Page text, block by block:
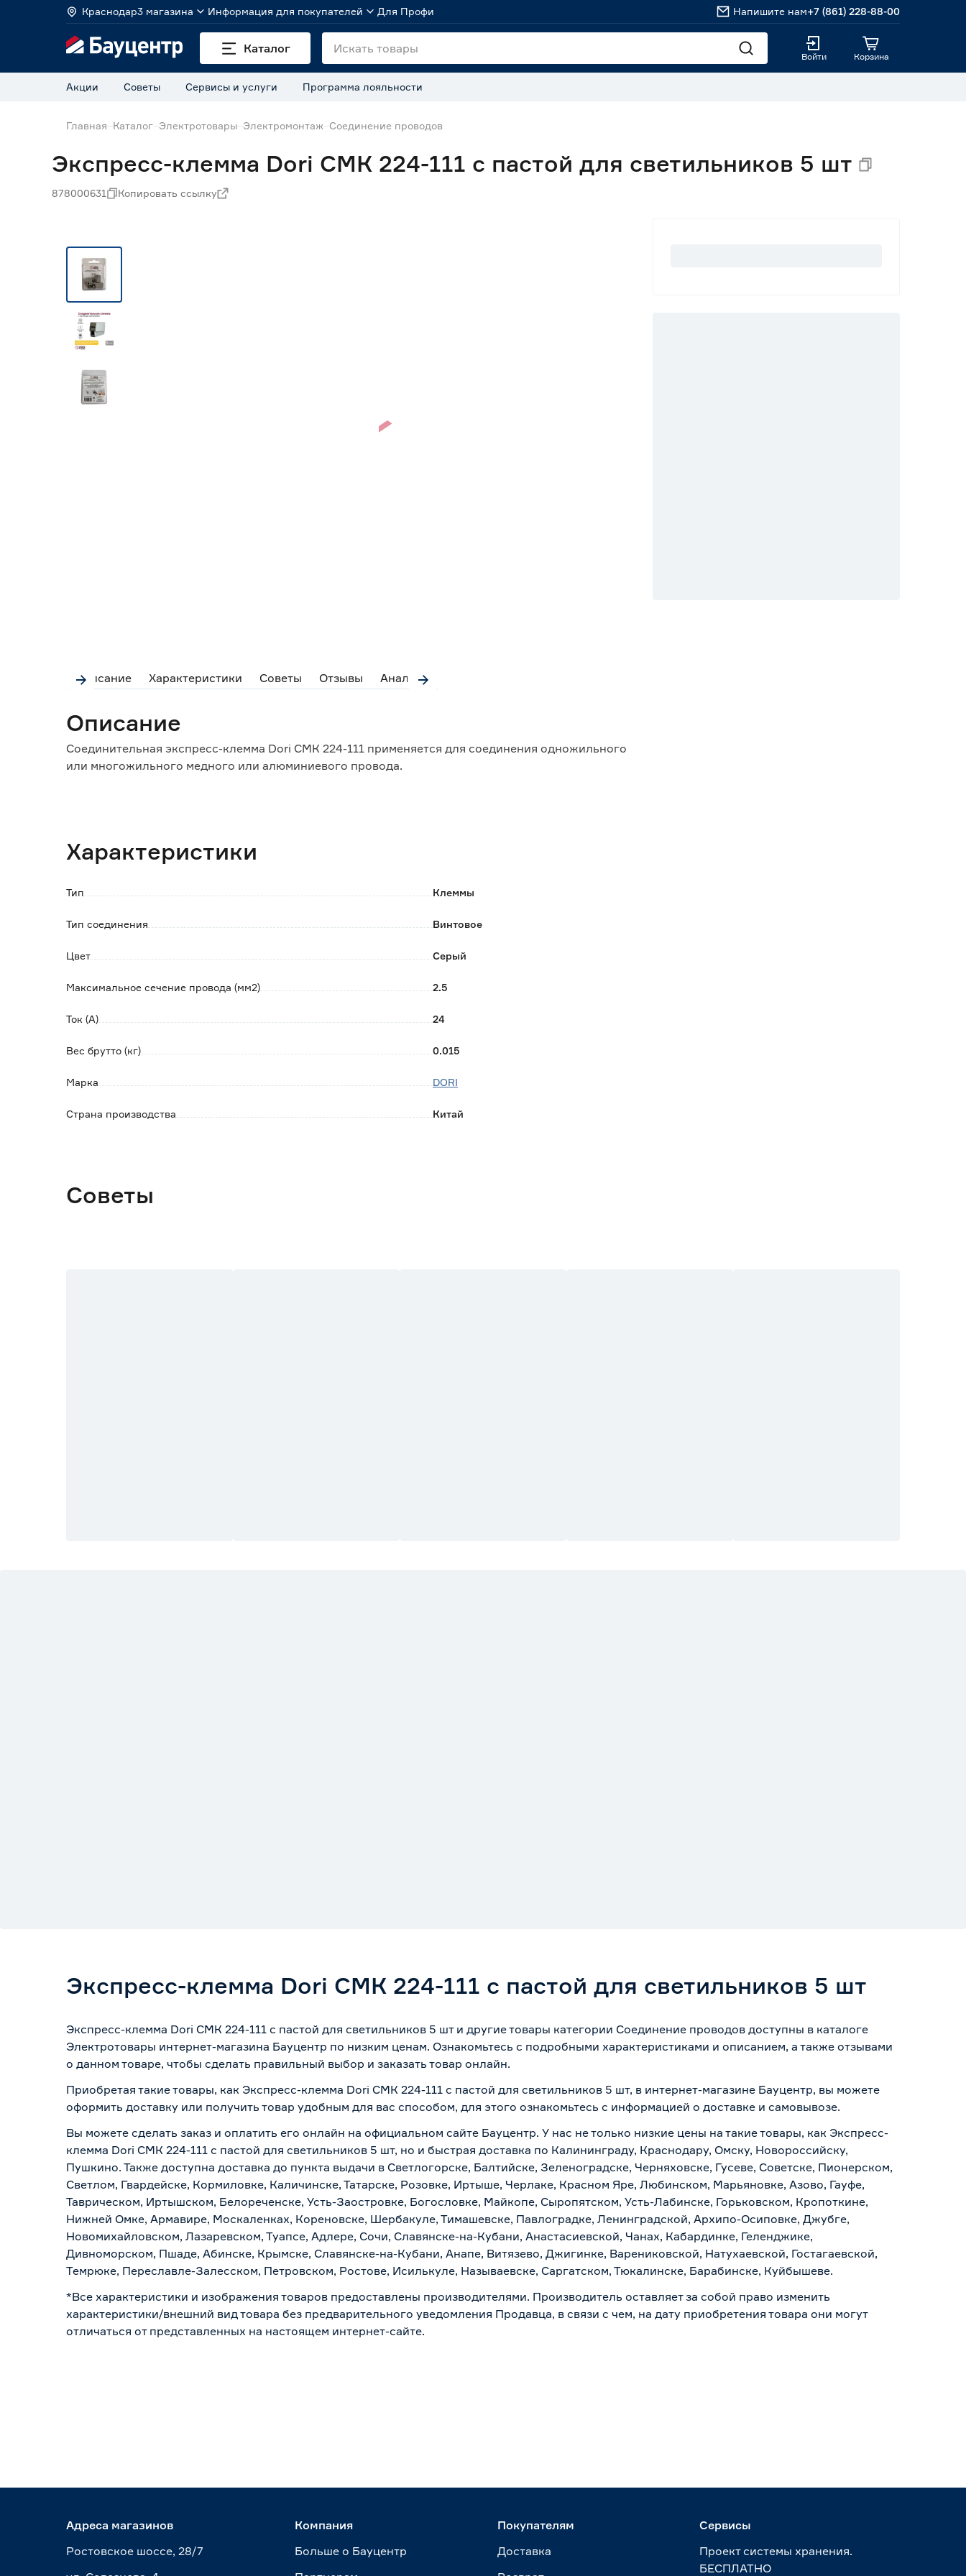
Краснодар3 магазина Информация для покупателей Для Профи Напишите нам+7 (861) 228-88-00
Каталог
Войти Корзина
Акции Советы Сервисы и услуги Программа лояльности
Главная Каталог Электротовары Электромонтаж Соединение проводов
Экспресс-клемма Dori СМК 224-111 с пастой для светильников 5 шт
878000631 Копировать ссылку
Описание Характеристики Советы Отзывы Аналоги
Описание
Соединительная экспресс-клемма Dori СМК 224-111 применяется для соединения одножильного
или многожильного медного или алюминиевого провода.
Характеристики
Тип Клеммы
Тип соединения Винтовое
Цвет Серый
Максимальное сечение провода (мм2) 2.5
Ток (А) 24
Вес брутто (кг) 0.015
Марка DORI
Страна производства Китай
Советы
Экспресс-клемма Dori СМК 224-111 с пастой для светильников 5 шт
Экспресс-клемма Dori СМК 224-111 с пастой для светильников 5 шт и другие товары категории Соединение проводов доступны в каталоге
Электротовары интернет-магазина Бауцентр по низким ценам. Ознакомьтесь с подробными характеристиками и описанием, а также отзывами
о данном товаре, чтобы сделать правильный выбор и заказать товар онлайн.
Приобретая такие товары, как Экспресс-клемма Dori СМК 224-111 с пастой для светильников 5 шт, в интернет-магазине Бауцентр, вы можете
оформить доставку или получить товар удобным для вас способом, для этого ознакомьтесь с информацией о доставке и самовывозе.
Вы можете сделать заказ и оплатить его онлайн на официальном сайте Бауцентр. У нас не только низкие цены на такие товары, как Экспресс-
клемма Dori СМК 224-111 с пастой для светильников 5 шт, но и быстрая доставка по Калининграду, Краснодару, Омску, Новороссийску,
Пушкино. Также доступна доставка до пункта выдачи в Светлогорске, Балтийске, Зеленоградске, Черняховске, Гусеве, Советске, Пионерском,
Светлом, Гвардейске, Кормиловке, Каличинске, Татарске, Розовке, Иртыше, Черлаке, Красном Яре, Любинском, Марьяновке, Азово, Гауфе,
Таврическом, Иртышском, Белореченске, Усть-Заостровке, Богословке, Майкопе, Сыропятском, Усть-Лабинске, Горьковском, Кропоткине,
Нижней Омке, Армавире, Москаленках, Кореновске, Шербакуле, Тимашевске, Павлоградке, Ленинградской, Архипо-Осиповке, Джубге,
Новомихайловском, Лазаревском, Туапсе, Адлере, Сочи, Славянске-на-Кубани, Анастасиевской, Чанах, Кабардинке, Геленджике,
Дивноморском, Пшаде, Абинске, Крымске, Славянске-на-Кубани, Анапе, Витязево, Джигинке, Варениковской, Натухаевской, Гостагаевской,
Темрюке, Переславле-Залесском, Петровском, Ростове, Исилькуле, Называевске, Саргатском, Тюкалинске, Барабинске, Куйбышеве.
*Все характеристики и изображения товаров предоставлены производителями. Производитель оставляет за собой право изменить
характеристики/внешний вид товара без предварительного уведомления Продавца, в связи с чем, на дату приобретения товара они могут
отличаться от представленных на настоящем интернет-сайте.
Адреса магазинов
Ростовское шоссе, 28/7
Компания
Больше о Бауцентр
Покупателям
Доставка
Сервисы
Проект системы хранения.
БЕСПЛАТНО